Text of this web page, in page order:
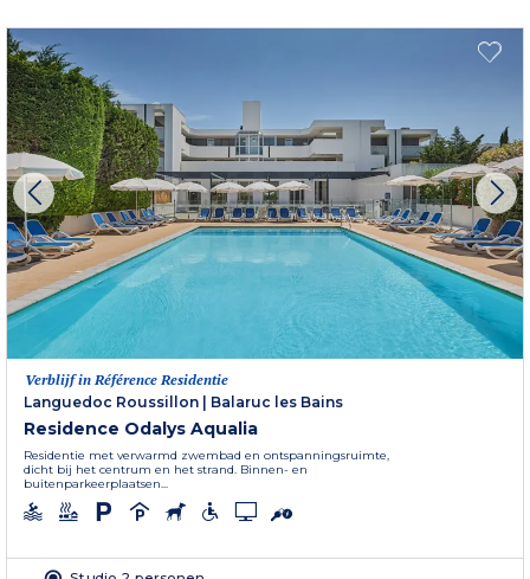
Verblijf in Référence Residentie
Languedoc Roussillon | Balaruc les Bains
Residence Odalys Aqualia
Residentie met verwarmd zwembad en ontspanningsruimte,
dicht bij het centrum en het strand. Binnen- en
buitenparkeerplaatsen...